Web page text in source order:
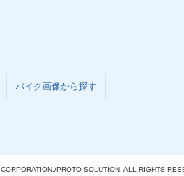
バイク画像から探す
PROTO SOLUTION. ALL RIGHTS